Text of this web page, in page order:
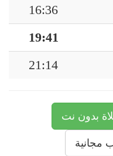
16:36
19:41
21:14
بدون نت
مجانية